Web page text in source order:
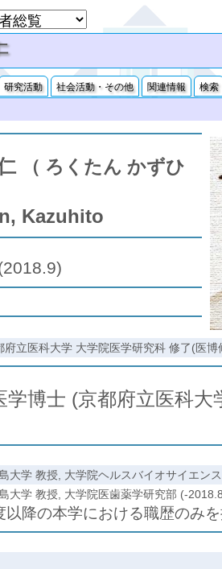
研究活動 社会活動・その他 関連情報 検索
（ ろくたん かずひ
Kazuhito
府立医科大学 大学院医学研究科 修了(医博
学博士 (京都府立医科大
大学 教授, 大学院ヘルスバイオサイエン
大学 教授, 大学院医歯薬学研究部 (-
以降の本学における職歴のみ